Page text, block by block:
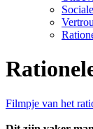
Sociale
Filmpje van het